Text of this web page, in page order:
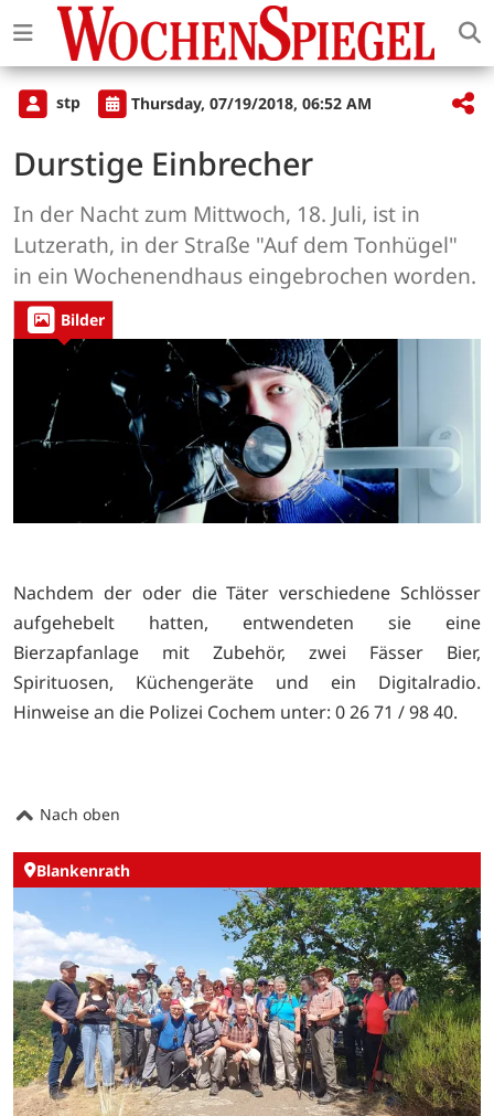
stp Thursday, 07/19/2018, 06:52 AM
Durstige Einbrecher
In der Nacht zum Mittwoch, 18. Juli, ist in
Lutzerath, in der Straße "Auf dem Tonhügel"
in ein Wochenendhaus eingebrochen worden.
Bilder
Nachdem der oder die Täter verschiedene Schlösser
aufgehebelt hatten, entwendeten sie eine
Bierzapfanlage mit Zubehör, zwei Fässer Bier,
Spirituosen, Küchengeräte und ein Digitalradio.
Hinweise an die Polizei Cochem unter: 0 26 71 / 98 40.
Nach oben
Blankenrath